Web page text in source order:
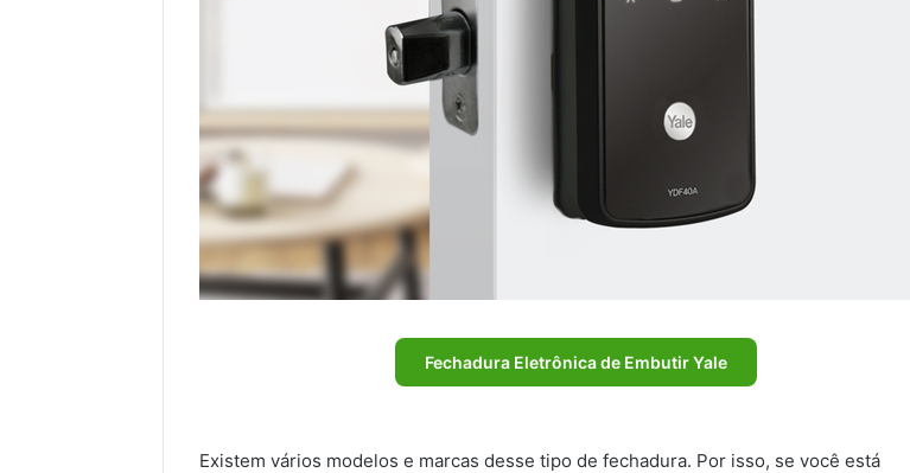
Fechadura Eletrônica de Embutir Yale
Existem vários modelos e marcas desse tipo de fechadura. Por isso, se você está